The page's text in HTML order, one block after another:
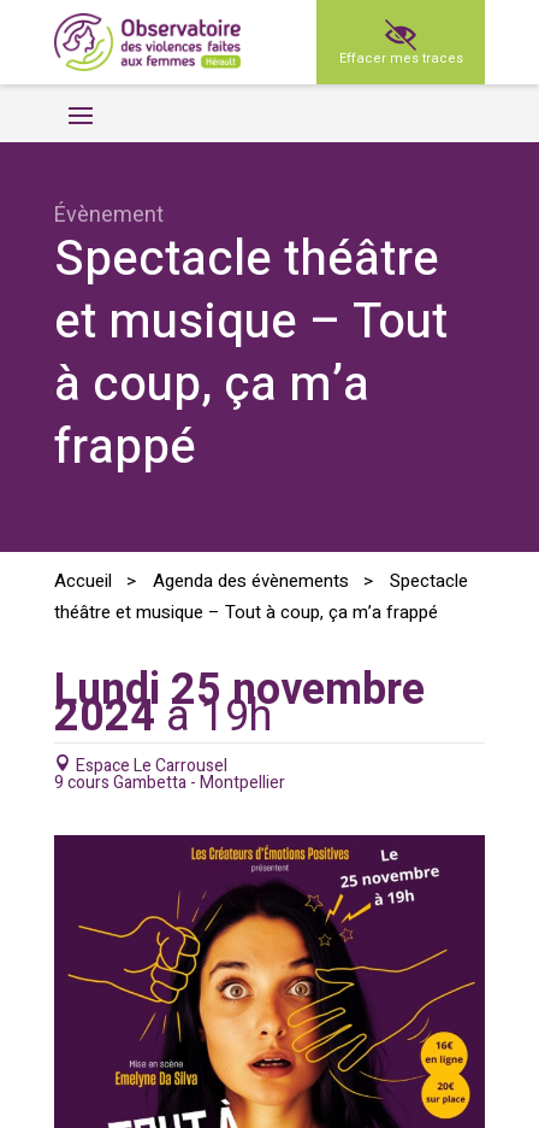
Effacer mes traces
Évènement
Spectacle théâtre
et musique – Tout
à coup, ça m’a
frappé
Accueil > Agenda des évènements >
Spectacle
théâtre et musique – Tout à coup, ça m’a frappé
Lundi 25 novembre
2024à19h
Espace Le Carrousel
9 cours Gambetta - Montpellier